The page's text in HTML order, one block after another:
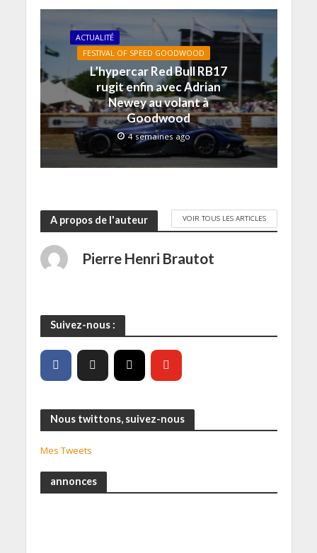
l
e
e
n
t
r
e
)
r
e
) e
)
t
r
e
)
ACTUALITÉ
FESTIVAL OF SPEED GOODWOOD
L’hypercar Red Bull RB17
rugit enfin avec Adrian
Newey au volant à
Goodwood
4 semaines ago
A propos de l'auteur VOIR TOUS LES ARTICLES
Pierre Henri Brautot
Suivez-nous :
Nous twittons, suivez-nous
Mes Tweets
annonces